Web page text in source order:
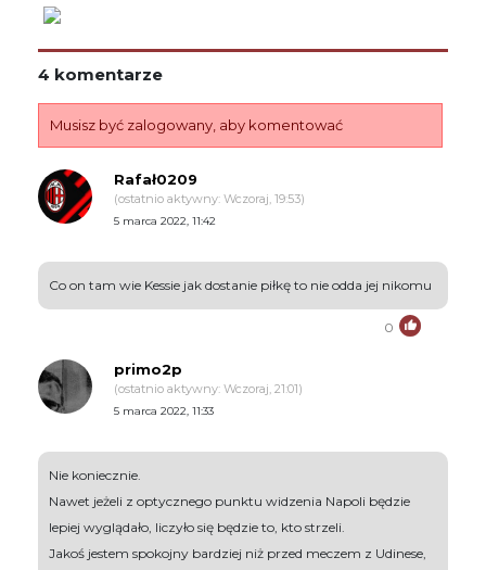
4 komentarze
Musisz być zalogowany, aby komentować
Rafał0209
(ostatnio aktywny: Wczoraj, 19:53)
5 marca 2022, 11:42
Co on tam wie Kessie jak dostanie piłkę to nie odda jej nikomu
0
primo2p
(ostatnio aktywny: Wczoraj, 21:01)
5 marca 2022, 11:33
Nie koniecznie.
Nawet jeżeli z optycznego punktu widzenia Napoli będzie
lepiej wyglądało, liczyło się będzie to, kto strzeli.
Jakoś jestem spokojny bardziej niż przed meczem z Udinese,